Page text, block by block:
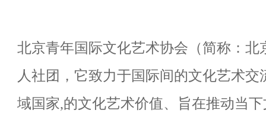
北京青年国际文化艺术协会（简称：北
人社团，它致力于国际间的文化艺术交
域国家,的文化艺术价值、旨在推动当